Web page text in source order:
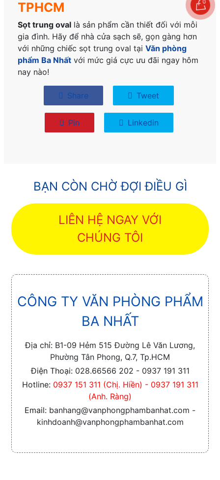
TPHCM
Sọt trung oval là sản phẩm cần thiết đối với mỗi
gia đình. Hãy để nhà cửa sạch sẽ, gọn gàng hơn
với những chiếc sọt trung oval tạiVăn phòng
phẩm Ba Nhất với mức giá cực ưu đãi ngay hôm
nay nào!
Share Tweet
Pin Linkedin
BẠN CÒN CHỜ ĐỢI ĐIỀU GÌ
LIÊN HỆ NGAY VỚI
CHÚNG TÔI
CÔNG TY VĂN PHÒNG PHẨM
BA NHẤT
Địa chỉ: B1-09 Hẻm 515 Đường Lê Văn Lương,
Phường Tân Phong, Q.7, Tp.HCM
Điện Thoại: 028.66566 202 - 0937 191 311
Hotline: 0937 151 311 (Chị. Hiền) - 0937 191 311
(Anh. Ràng)
Email: banhang@vanphongphambanhat.com -
kinhdoanh@vanphongphambanhat.com
0